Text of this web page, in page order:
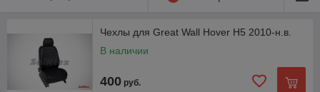
Чехлы для Great Wall Hover H5 2010-н.в.
В наличии
400 руб.